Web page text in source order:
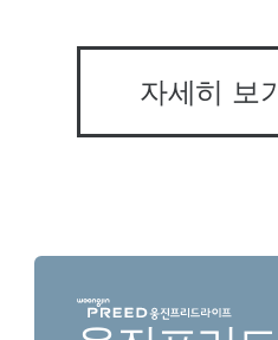
자세히 보기